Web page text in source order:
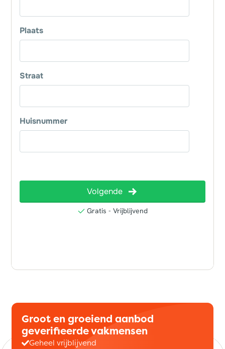
Groot en groeiend aanbod
geverifieerde vakmensen
Geheel vrijblijvend